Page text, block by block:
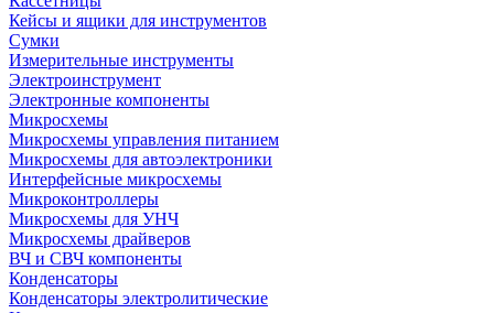
Кейсы и ящики для инструментов
Сумки
Измерительные инструменты
Электроинструмент
Электронные компоненты
Микросхемы
Микросхемы управления питанием
Микросхемы для автоэлектроники
Интерфейсные микросхемы
Микроконтроллеры
Микросхемы для УНЧ
Микросхемы драйверов
ВЧ и СВЧ компоненты
Конденсаторы
Конденсаторы электролитические